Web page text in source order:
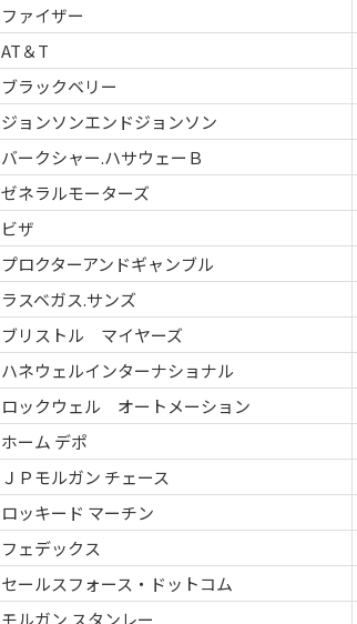
ファイザー
AT＆T
ブラックベリー
ジョンソンエンドジョンソン
バークシャー.ハサウェーＢ
ゼネラルモーターズ
ビザ
プロクターアンドギャンブル
ラスベガス.サンズ
ブリストル マイヤーズ
ハネウェルインターナショナル
ロックウェル オートメーション
ホーム デポ
ＪＰモルガン チェース
ロッキード マーチン
フェデックス
セールスフォース・ドットコム
モルガン.スタンレー